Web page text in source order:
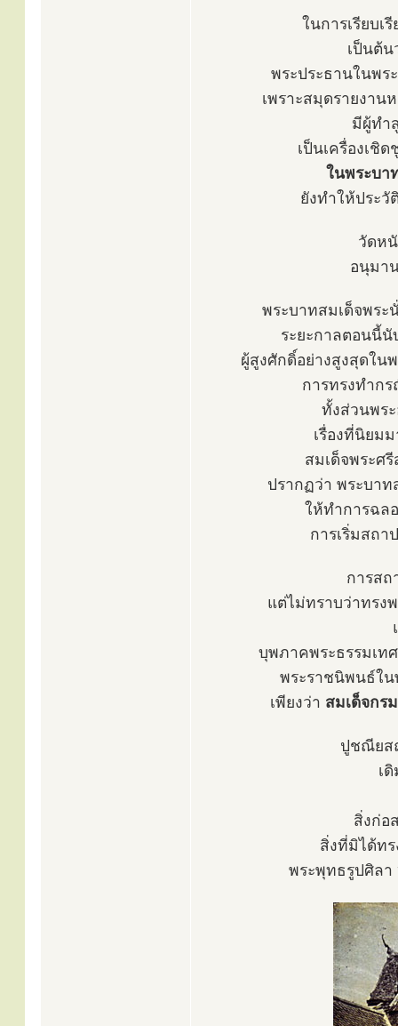
ในการเรียบเ
เป็นต้น
พระประธานในพร
เพราะสมุดรายงาน
มีผู้ทำ
เป็นเครื่องเชิด
ในพระบา
ยังทำให้ประ
วัดห
อนุมา
พระบาทสมเด็จพระ
ระยะกาลตอนนี้นั
ผู้สูงศักดิ์อย่างสูงสุดใน
การทรงทำกร
ทั้งส่วนพร
เรื่องที่นิยม
สมเด็จพระศ
ปรากฏว่า พระบาท
ให้ทำการฉล
การเริ่มสถ
การสถ
แต่ไม่ทราบว่าทรง
บุพภาคพระธรรมเท
พระราชนิพนธ์ใน
เพียงว่า สมเด็จกร
ปูชณียส
เ
สิ่งก่อ
สิ่งที่มิได้ทร
พระพุทธรูปศิลา